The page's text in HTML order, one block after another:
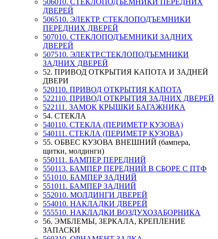
506010. СТЕКЛОПОДЪЕМНИКИ ПЕРЕДНИХ
ДВЕРЕЙ
506510. ЭЛЕКТР. СТЕКЛОПОДЪЕМНИКИ
ПЕРЕДНИХ ДВЕРЕЙ
507010. СТЕКЛОПОДЪЕМНИКИ ЗАДНИХ
ДВЕРЕЙ
507510. ЭЛЕКТР.СТЕКЛОПОДЪЕМНИКИ
ЗАДНИХ ДВЕРЕЙ
52. ПРИВОД ОТКРЫТИЯ КАПОТА И ЗАДНЕЙ
ДВЕРИ
520110. ПРИВОД ОТКРЫТИЯ КАПОТА
522110. ПРИВОД ОТКРЫТИЯ ЗАДНИХ ДВЕРЕЙ
522111. ЗАМОК КРЫШКИ БАГАЖНИКА
54. СТЕКЛА
540110. СТЕКЛА (ПЕРИМЕТР КУЗОВА)
540111. СТЕКЛА (ПЕРИМЕТР КУЗОВА)
55. ОБВЕС КУЗОВА ВНЕШНИЙ (бампера,
щитки, молдинги)
550111. БАМПЕР ПЕРЕДНИЙ
550113. БАМПЕР ПЕРЕДНИЙ В СБОРЕ С ПТФ
551010. БАМПЕР ЗАДНИЙ
551011. БАМПЕР ЗАДНИЙ
552010. МОЛДИНГИ ДВЕРЕЙ
554010. НАКЛАДКИ ДВЕРЕЙ
555510. НАКЛАДКИ ВОЗДУХОЗАБОРНИКА
56. ЭМБЛЕМЫ, ЗЕРКАЛА, КРЕПЛЕНИЕ
ЗАПАСКИ